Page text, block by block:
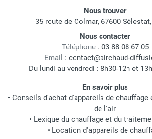
Nous trouver
35 route de Colmar, 67600
Nous contacter
Téléphone : 03 88 08 67 05
Email : contact@airchaud-
Du lundi au vendredi : 8h30-12h et
En savoir plus
• Conseils d'achat d'appareils de chauffage
de l'air
• Lexique du chauffage et du
• Location d'appareils de